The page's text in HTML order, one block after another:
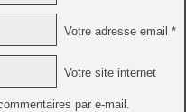
Votre adresse email *
Votre site internet
par e-mail.